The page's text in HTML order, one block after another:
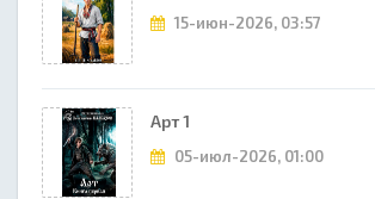
15-июн-2026, 03:57
Арт 1
05-июл-2026, 01:00